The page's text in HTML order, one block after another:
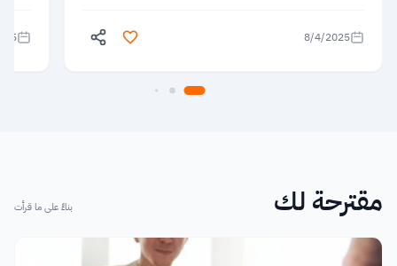
8/4/2025
مقترحة لك بناءً على ما قرأت